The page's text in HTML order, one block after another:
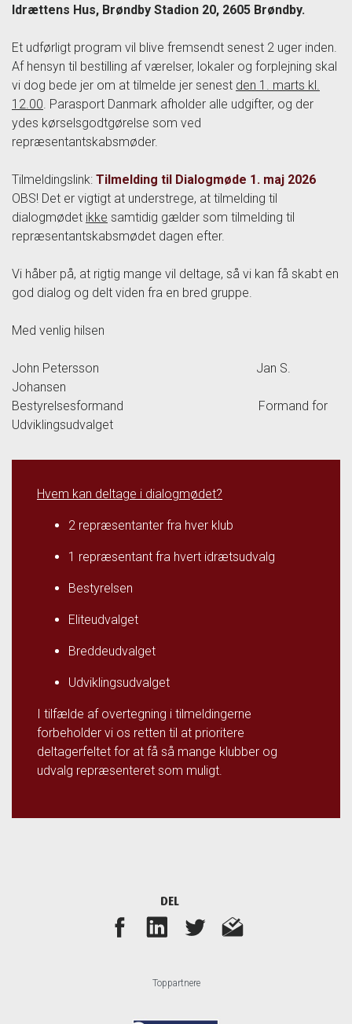
Toppartnere
Idrættens Hus, Brøndby Stadion 20, 2605 Brøndby.
Et udførligt program vil blive fremsendt senest 2 uger inden.
Af hensyn til bestilling af værelser, lokaler og forplejning skal
vi dog bede jer om at tilmelde jer senest den 1. marts kl.
12.00. Parasport Danmark afholder alle udgifter, og der
ydes kørselsgodtgørelse som ved
repræsentantskabsmøder.
Tilmeldingslink: Tilmelding til Dialogmøde 1. maj 2026
OBS! Det er vigtigt at understrege, at tilmelding til
dialogmødet ikke samtidig gælder som tilmelding til
repræsentantskabsmødet dagen efter.
Vi håber på, at rigtig mange vil deltage, så vi kan få skabt en
god dialog og delt viden fra en bred gruppe.
Med venlig hilsen
John Petersson Jan S.
Johansen
Bestyrelsesformand Formand for
Udviklingsudvalget
Hvem kan deltage i dialogmødet?
2 repræsentanter fra hver klub
1 repræsentant fra hvert idrætsudvalg
Bestyrelsen
Eliteudvalget
Breddeudvalget
Udviklingsudvalget
I tilfælde af overtegning i tilmeldingerne
forbeholder vi os retten til at prioritere
deltagerfeltet for at få så mange klubber og
udvalg repræsenteret som muligt.
DEL